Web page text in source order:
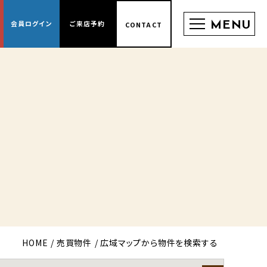
会員ログイン ご来店予約 CONTACT
HOME 売買物件 広域マップから物件を検索する